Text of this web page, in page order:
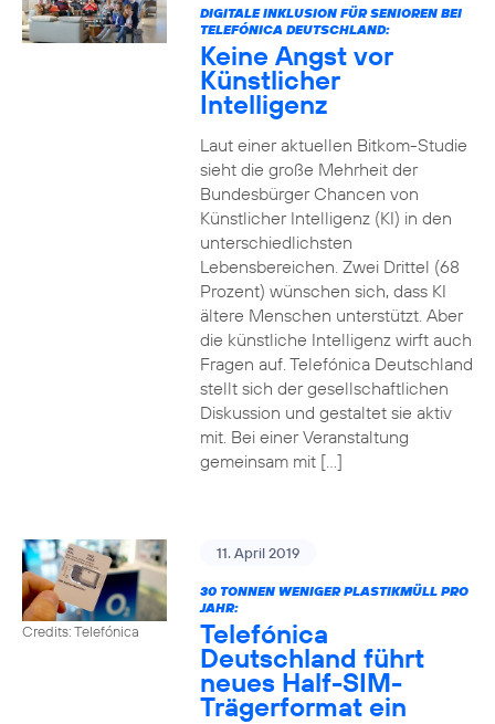
DIGITALE INKLUSION FÜR SENIOREN BEI
TELEFÓNICA DEUTSCHLAND:
Keine Angst vor
Künstlicher
Intelligenz
Laut einer aktuellen Bitkom-Studie
sieht die große Mehrheit der
Bundesbürger Chancen von
Künstlicher Intelligenz (KI) in den
unterschiedlichsten
Lebensbereichen. Zwei Drittel (68
Prozent) wünschen sich, dass KI
ältere Menschen unterstützt. Aber
die künstliche Intelligenz wirft auch
Fragen auf. Telefónica Deutschland
stellt sich der gesellschaftlichen
Diskussion und gestaltet sie aktiv
mit. Bei einer Veranstaltung
gemeinsam mit […]
Credits: Telefónica
11. April 2019
30 TONNEN WENIGER PLASTIKMÜLL PRO
JAHR:
Telefónica
Deutschland führt
neues Half-SIM-
Trägerformat ein